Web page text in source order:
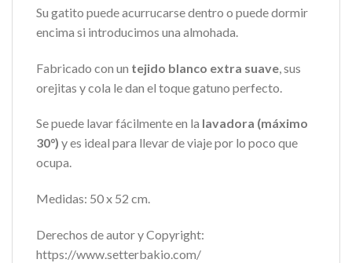
Su gatito puede acurrucarse dentro o puede dormir
encima si introducimos una almohada.
Fabricado con un tejido blanco extra suave , sus
orejitas y cola le dan el toque gatuno perfecto.
Se puede lavar fácilmente en la lavadora (máximo
30°) y es ideal para llevar de viaje por lo poco que
ocupa.
Medidas: 50 x 52 cm.
Derechos de autor y Copyright:
https://www.setterbakio.com/